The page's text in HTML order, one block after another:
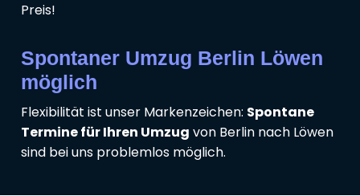
Preis!
Spontaner Umzug Berlin Löwen
möglich
Flexibilität ist unser Markenzeichen: Spontane
Termine für Ihren Umzug von Berlin nach Löwen
sind bei uns problemlos möglich.